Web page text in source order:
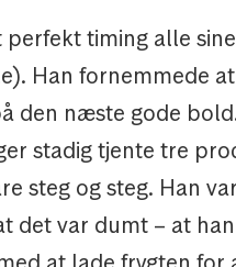
timing alle
Han fornemmede
den næste gode
stadig tjente tre
steg og steg. Han
det var dumt – at